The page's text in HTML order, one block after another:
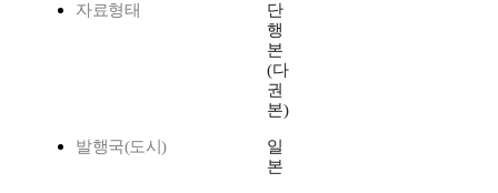
자료형태
단
행
본
(다
권
본)
발행국(도시)
일
본